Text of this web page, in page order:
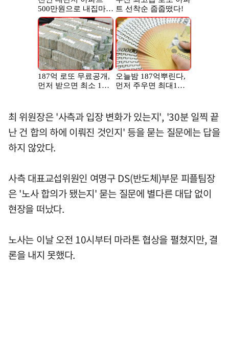
최 위원장은 '사측과 입장 변화가 있는지', '30분 일찍 끝
난 건 합의 하에 이뤄진 것인지' 등을 묻는 질문에는 답을
하지 않았다.
사측 대표교섭위원인 여명구 DS(반도체)부문 피플팀장
은 '노사 합의가 됐는지' 묻는 질문에 별다른 대답 없이
현장을 떠났다.
노사는 이날 오전 10시부터 마라톤 협상을 펼쳤지만, 결
론을 내지 못했다.